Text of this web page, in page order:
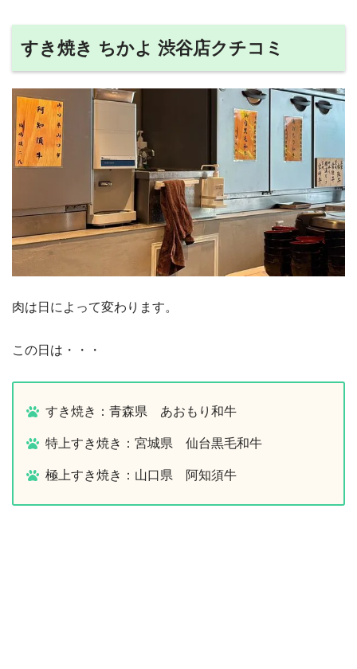
すき焼き ちかよ 渋谷店クチコミ
肉は日によって変わります。
この日は・・・
すき焼き：青森県 あおもり和牛
特上すき焼き：宮城県 仙台黒毛和牛
極上すき焼き：山口県 阿知須牛